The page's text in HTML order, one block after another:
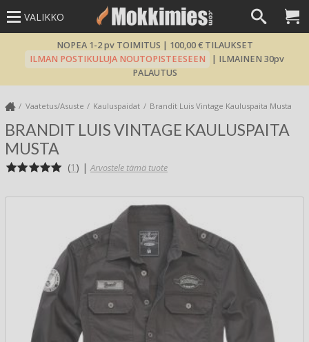
VALIKKO
NOPEA 1-2 pv TOIMITUS | 100,00 € TILAUKSET
ILMAN POSTIKULUJA NOUTOPISTEESEEN
| ILMAINEN 30pv
PALAUTUS
Vaatetus/Asuste Kauluspaidat Brandit Luis Vintage Kauluspaita Musta
BRANDIT LUIS VINTAGE KAULUSPAITA
MUSTA
(1 ) |Arvostele tämä tuote